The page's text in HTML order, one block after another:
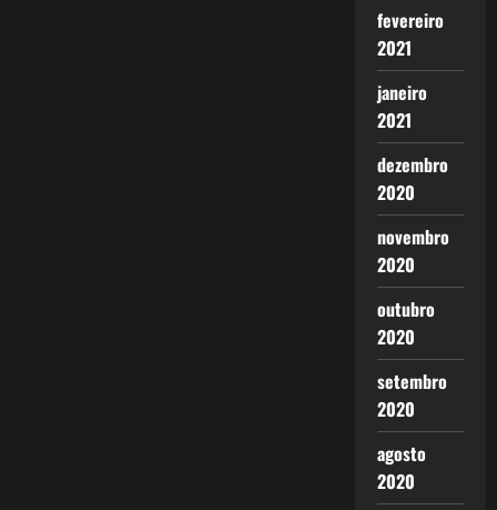
fevereiro
2021
janeiro
2021
dezembro
2020
novembro
2020
outubro
2020
setembro
2020
agosto
2020